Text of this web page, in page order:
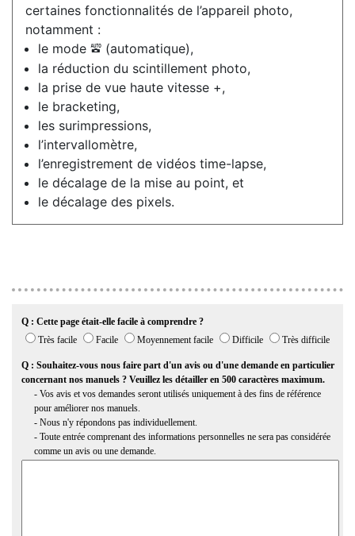
certaines fonctionnalités de l’appareil photo,
notamment :
le mode b (automatique),
la réduction du scintillement photo,
la prise de vue haute vitesse +,
le bracketing,
les surimpressions,
l’intervallomètre,
l’enregistrement de vidéos time-lapse,
le décalage de la mise au point, et
le décalage des pixels.